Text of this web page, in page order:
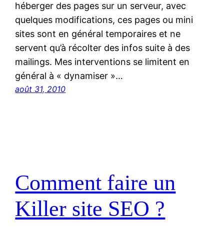
héberger des pages sur un serveur, avec
quelques modifications, ces pages ou mini
sites sont en général temporaires et ne
servent qu’à récolter des infos suite à des
mailings. Mes interventions se limitent en
général à « dynamiser »…
août 31, 2010
Comment faire un
Killer site SEO ?